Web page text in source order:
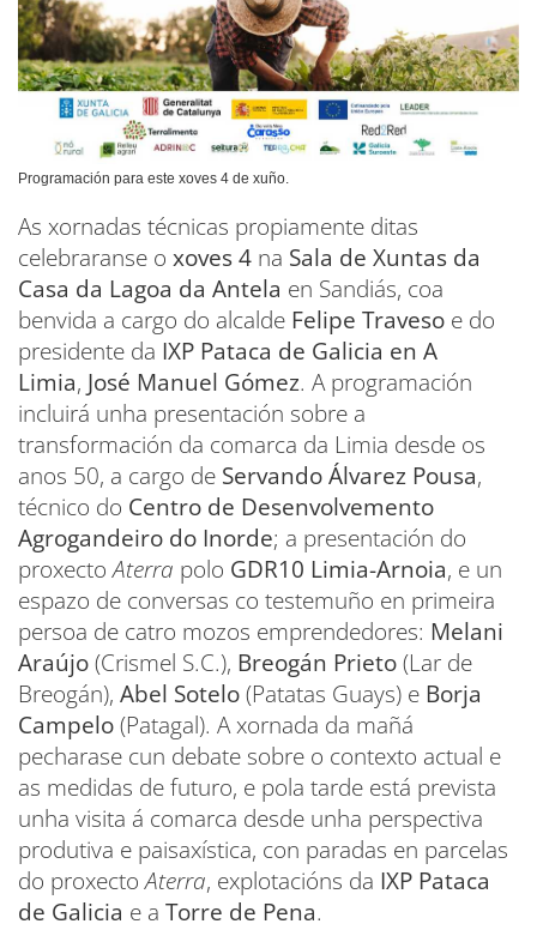
Programación para este xoves 4 de xuño.
As xornadas técnicas propiamente ditas
celebraranse o xoves 4 na Sala de Xuntas da
Casa da Lagoa da Antela en Sandiás, coa
benvida a cargo do alcalde Felipe Traveso e do
presidente da IXP Pataca de Galicia en A
Limia, José Manuel Gómez. A programación
incluirá unha presentación sobre a
transformación da comarca da Limia desde os
anos 50, a cargo de Servando Álvarez Pousa,
técnico do Centro de Desenvolvemento
Agrogandeiro do Inorde; a presentación do
proxectoAterra polo GDR10 Limia-Arnoia, e un
espazo de conversas co testemuño en primeira
persoa de catro mozos emprendedores: Melani
Araújo(Crismel S.C.), Breogán Prieto(Lar de
Breogán), Abel Sotelo(Patatas Guays) e Borja
Campelo(Patagal). A xornada da mañá
pecharase cun debate sobre o contexto actual e
as medidas de futuro, e pola tarde está prevista
unha visita á comarca desde unha perspectiva
produtiva e paisaxística, con paradas en parcelas
do proxectoAterra, explotacións da IXP Pataca
de Galicia e a Torre de Pena.